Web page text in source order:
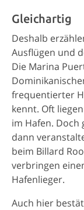
Gleichartig
Deshalb
Ausflügen und
Die Marina
frequentierter
kennt. Oft
im Hafen. Doch
dann
beim Billard
verbringen
Hafenlieger.
Auch hier